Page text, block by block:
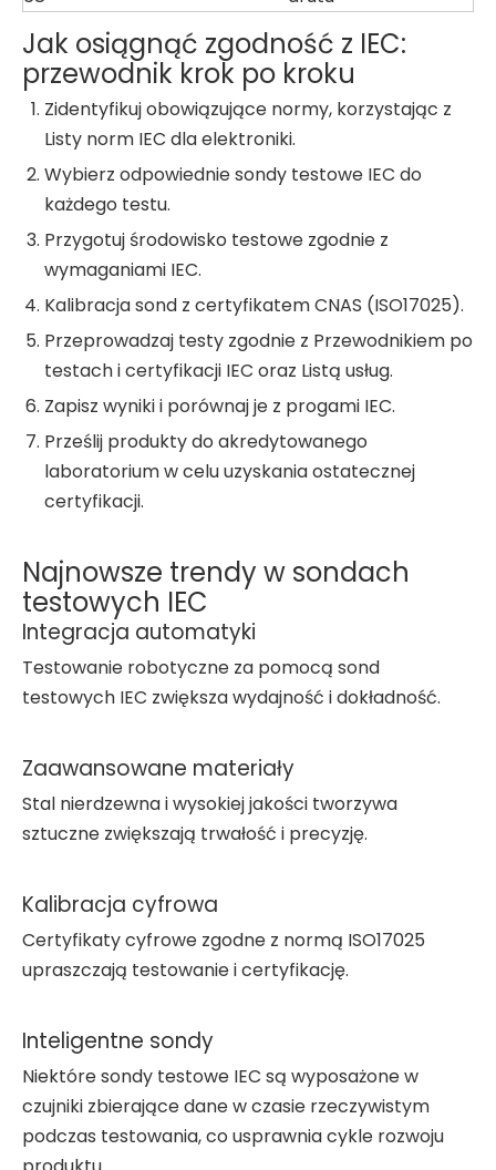
Jak osiągnąć zgodność z IEC:
przewodnik krok po kroku
Zidentyfikuj obowiązujące normy, korzystając z
Listy norm IEC dla elektroniki.
Wybierz odpowiednie sondy testowe IEC do
każdego testu.
Przygotuj środowisko testowe zgodnie z
wymaganiami IEC.
Kalibracja sond z certyfikatem CNAS (ISO17025).
Przeprowadzaj testy zgodnie z Przewodnikiem po
testach i certyfikacji IEC oraz Listą usług.
Zapisz wyniki i porównaj je z progami IEC.
Prześlij produkty do akredytowanego
laboratorium w celu uzyskania ostatecznej
certyfikacji.
Najnowsze trendy w sondach
testowych IEC
Integracja automatyki
Testowanie robotyczne za pomocą sond
testowych IEC zwiększa wydajność i dokładność.
Zaawansowane materiały
Stal nierdzewna i wysokiej jakości tworzywa
sztuczne zwiększają trwałość i precyzję.
Kalibracja cyfrowa
Certyfikaty cyfrowe zgodne z normą ISO17025
upraszczają testowanie i certyfikację.
Inteligentne sondy
Niektóre sondy testowe IEC są wyposażone w
czujniki zbierające dane w czasie rzeczywistym
podczas testowania, co usprawnia cykle rozwoju